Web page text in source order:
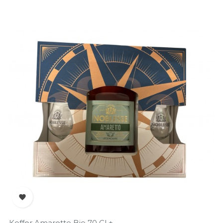
